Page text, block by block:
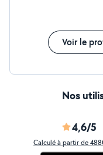
Voir le
Nos
4,6/5
Calculé à partir de